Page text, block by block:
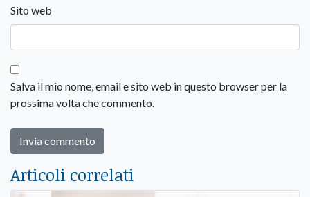
Sito web
Salva il mio nome, email e sito web in questo browser per la
prossima volta che commento.
Articoli correlati